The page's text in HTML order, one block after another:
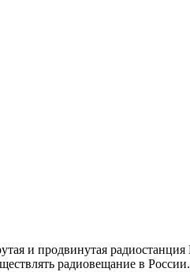
и продвинутая
радиовещание в